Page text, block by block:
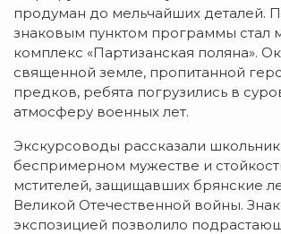
продуман до мельчайших деталей.
знаковым пунктом программы стал
комплекс «Партизанская поляна».
священной земле, пропитанной
предков, ребята погрузились в
атмосферу военных лет.
Экскурсоводы рассказали
беспримерном мужестве и
мстителей, защищавших брянские
Великой Отечественной войны.
экспозицией позволило